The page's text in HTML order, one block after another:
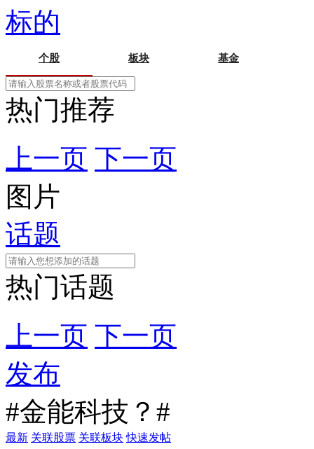
标的
个股 板块 基金
热门推荐
上一页 下一页
图片
话题
热门话题
上一页 下一页
发布
#金能科技？#
最新 关联股票 关联板块 快速发帖